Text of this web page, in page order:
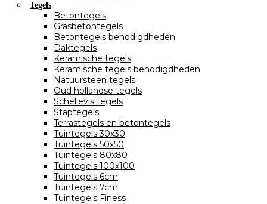
Tegels
Betontegels
Grasbetontegels
Betontegels benodigdheden
Daktegels
Keramische tegels
Keramische tegels benodigdheden
Natuursteen tegels
Oud hollandse tegels
Schellevis tegels
Staptegels
Terrastegels en betontegels
Tuintegels 30x30
Tuintegels 50x50
Tuintegels 80x80
Tuintegels 100x100
Tuintegels 6cm
Tuintegels 7cm
Tuintegels Finess